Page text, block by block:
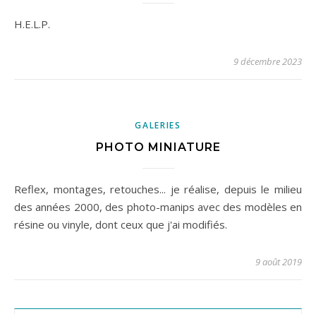
H.E.L.P.
9 décembre 2023
GALERIES
PHOTO MINIATURE
Reflex, montages, retouches... je réalise, depuis le milieu
des années 2000, des photo-manips avec des modèles en
résine ou vinyle, dont ceux que j'ai modifiés.
9 août 2019